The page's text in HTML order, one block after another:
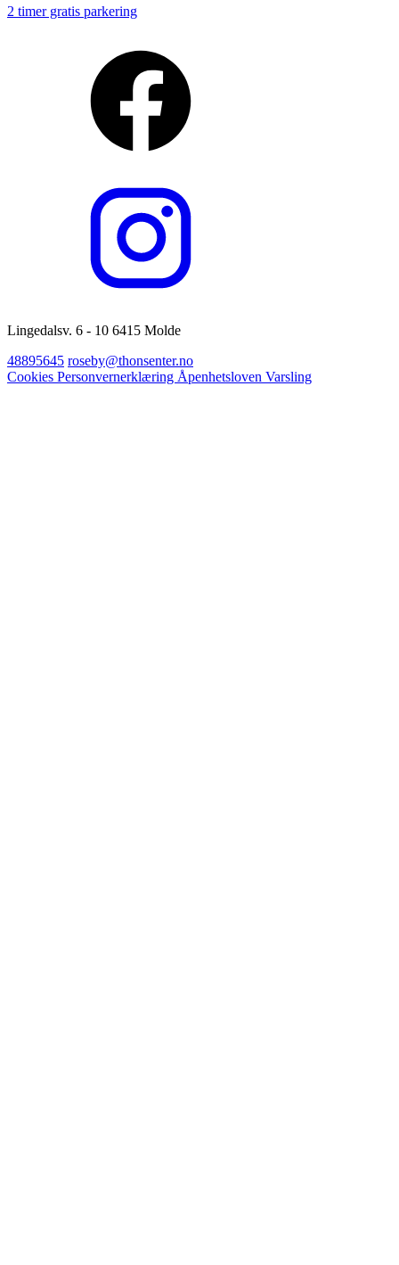
2 timer gratis parkering
Lingedalsv. 6 - 10 6415 Molde
48895645 roseby@thonsenter.no
Cookies Personvernerklæring Åpenhetsloven Varsling